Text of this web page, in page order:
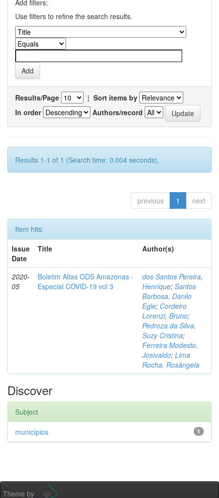
Add filters:
Use filters to refine the search results.
Results/Page | Sort items by
In order
Authors/record
Results 1-1 of 1 (Search time: 0.004 seconds).
previous 1 next
Item hits:
Issue
Date
Title Author(s)
2020-
05
Boletim Altas ODS Amazonas -
Especial COVID-19 vol 3
dos Santos Pereira,
Henrique; Santos
Barbosa, Danilo
Egle; Cordeiro
Lorenzi, Bruno;
Pedroza da Silva,
Suzy Cristina;
Ferreira Modesto,
Josivaldo; Lima
Rocha, Rosângela
Discover
Subject
1
municípios
Theme by